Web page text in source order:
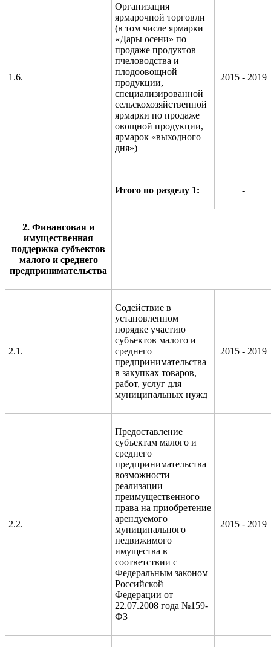
1.6.
Организация
ярмарочной торговли
(в том числе ярмарки
«Дары осени» по
продаже продуктов
пчеловодства и
плодоовощной
продукции,
специализированной
сельскохозяйственной
ярмарки по продаже
овощной продукции,
ярмарок «выходного
дня»)
2015 - 2019
Итого по разделу 1: -
2. Финансовая и
имущественная
поддержка субъектов
малого и среднего
предпринимательства
2.1.
Содействие в
установленном
порядке участию
субъектов малого и
среднего
предпринимательства
в закупках товаров,
работ, услуг для
муниципальных нужд
2015 - 2019
2.2.
Предоставление
субъектам малого и
среднего
предпринимательства
возможности
реализации
преимущественного
права на приобретение
арендуемого
муниципального
недвижимого
имущества в
соответствии с
Федеральным законом
Российской
Федерации от
22.07.2008 года №159-
ФЗ
2015 - 2019